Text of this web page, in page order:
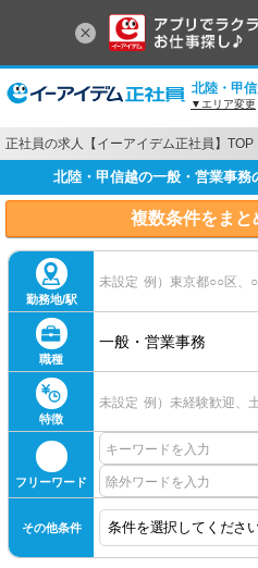
北陸・甲
▼エリア変更
正社員の求人【イーアイデム正社員】TOP
北陸・甲信越の一般・営業事務
複数条件をまと
勤務地/駅
未設定 例）東京都○○区、
職種
一般・営業事務
特徴
未設定 例）未経験歓迎、
フリーワード
その他条件